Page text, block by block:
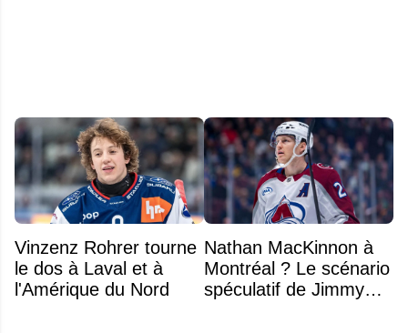
Vinzenz Rohrer tourne
le dos à Laval et à
l'Amérique du Nord
Nathan MacKinnon à
Montréal ? Le scénario
spéculatif de Jimmy